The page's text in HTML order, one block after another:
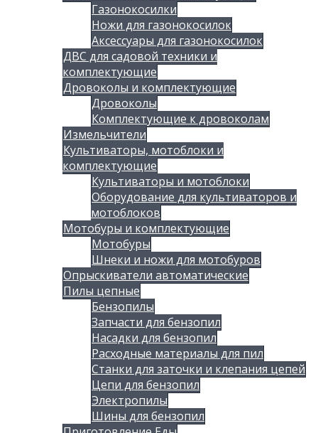
Газонокосилки
Ножи для газонокосилок
Аксессуары для газонокосилок
ДВС для садовой техники и
комплектующие
Дровоколы и комплектующие
Дровоколы
Комплектующие к дровоколам
Измельчители
Культиваторы, мотоблоки и
комплектующие
Культиваторы и мотоблоки
Оборудование для культиваторов и
мотоблоков
Мотобуры и комплектующие
Мотобуры
Шнеки и ножи для мотобуров
Опрыскиватели автоматические
Пилы цепные
Бензопилы
Запчасти для бензопил
Насадки для бензопил
Расходные материалы для пил
Станки для заточки и клепания цепей
Цепи для бензопил
Электропилы
Шины для бензопил